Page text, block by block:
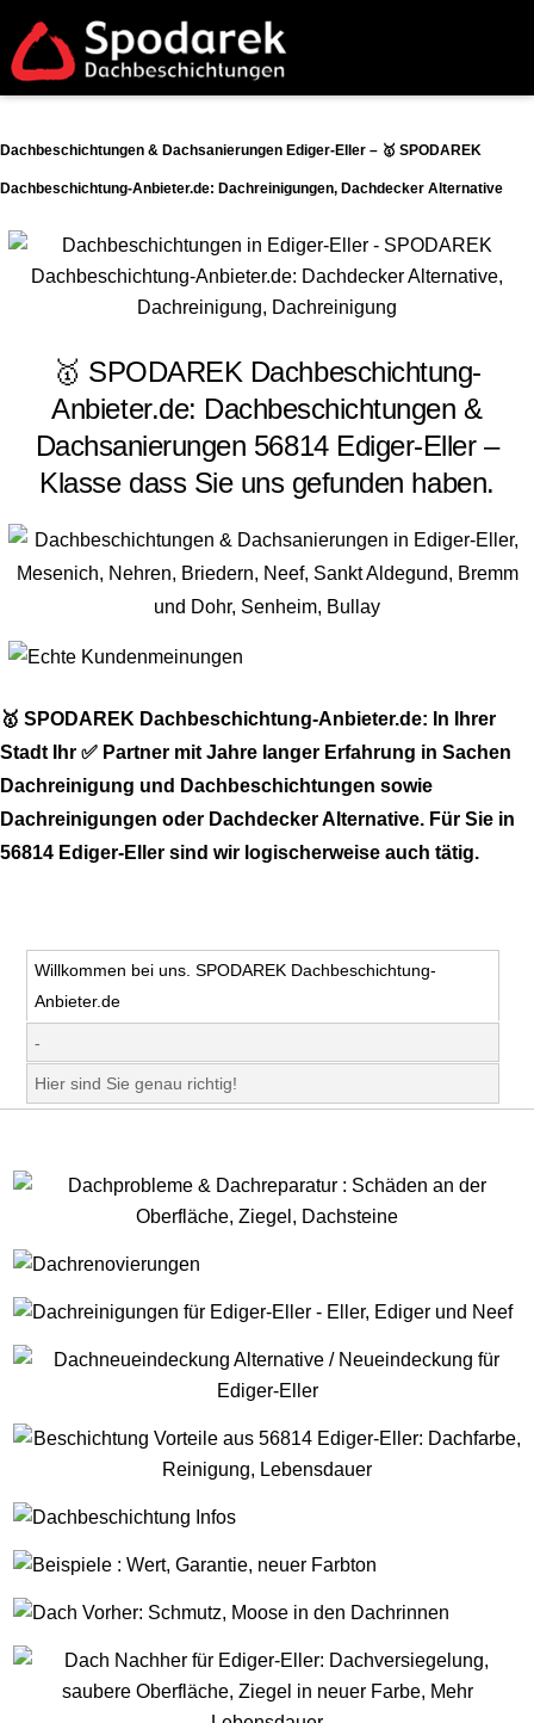
Dachbeschichtungen & Dachsanierungen Ediger-Eller – 🥇 SPODAREK
Dachbeschichtung-Anbieter.de: Dachreinigungen, Dachdecker Alternative
🥇 SPODAREK Dachbeschichtung-
Anbieter.de: Dachbeschichtungen &
Dachsanierungen 56814 Ediger-Eller –
Klasse dass Sie uns gefunden haben.
🥇 SPODAREK Dachbeschichtung-Anbieter.de: In Ihrer
Stadt Ihr ✅ Partner mit Jahre langer Erfahrung in Sachen
Dachreinigung und Dachbeschichtungen sowie
Dachreinigungen oder Dachdecker Alternative. Für Sie in
56814 Ediger-Eller sind wir logischerweise auch tätig.
Willkommen bei uns. SPODAREK Dachbeschichtung-
Anbieter.de
-
Hier sind Sie genau richtig!